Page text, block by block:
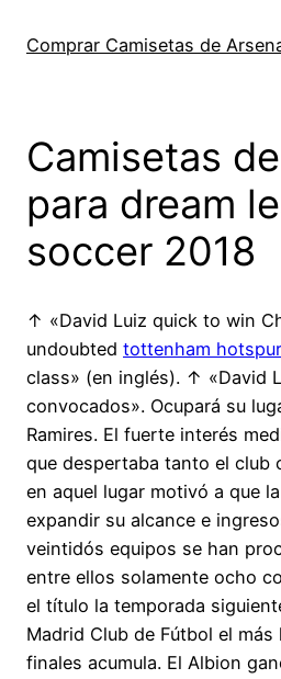
Comprar Camisetas de
Camisetas
para dream
soccer 2018
↑ «David Luiz quick to win
undoubted tottenham
class» (en inglés). ↑ «David
convocados». Ocupará su
Ramires. El fuerte interés
que despertaba tanto el club
en aquel lugar motivó a que
expandir su alcance e
veintidós equipos se han
entre ellos solamente ocho
el título la temporada
Madrid Club de Fútbol el más
finales acumula. El Albion